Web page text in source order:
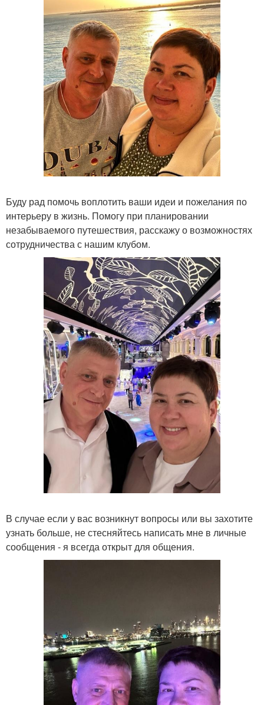
Буду рад помочь воплотить ваши идеи и пожелания по
интерьеру в жизнь. Помогу при планировании
незабываемого путешествия, расскажу о возможностях
сотрудничества с нашим клубом.
В случае если у вас возникнут вопросы или вы захотите
узнать больше, не стесняйтесь написать мне в личные
сообщения - я всегда открыт для общения.